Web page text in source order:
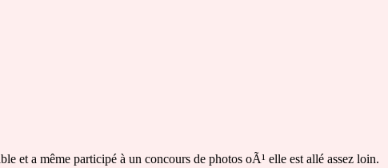
et a même participé à un concours de photos oÃ¹ elle est allé assez loin.